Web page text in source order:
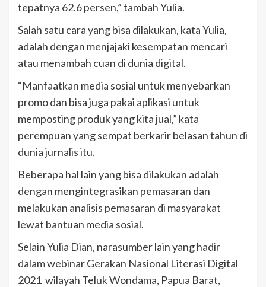
tepatnya 62.6 persen,” tambah Yulia.
Salah satu cara yang bisa dilakukan, kata Yulia,
adalah dengan menjajaki kesempatan mencari
atau menambah cuan di dunia digital.
“Manfaatkan media sosial untuk menyebarkan
promo dan bisa juga pakai aplikasi untuk
memposting produk yang kita jual,” kata
perempuan yang sempat berkarir belasan tahun di
dunia jurnalis itu.
Beberapa hal lain yang bisa dilakukan adalah
dengan mengintegrasikan pemasaran dan
melakukan analisis pemasaran di masyarakat
lewat bantuan media sosial.
Selain Yulia Dian, narasumber lain yang hadir
dalam webinar Gerakan Nasional Literasi Digital
2021 wilayah Teluk Wondama, Papua Barat,